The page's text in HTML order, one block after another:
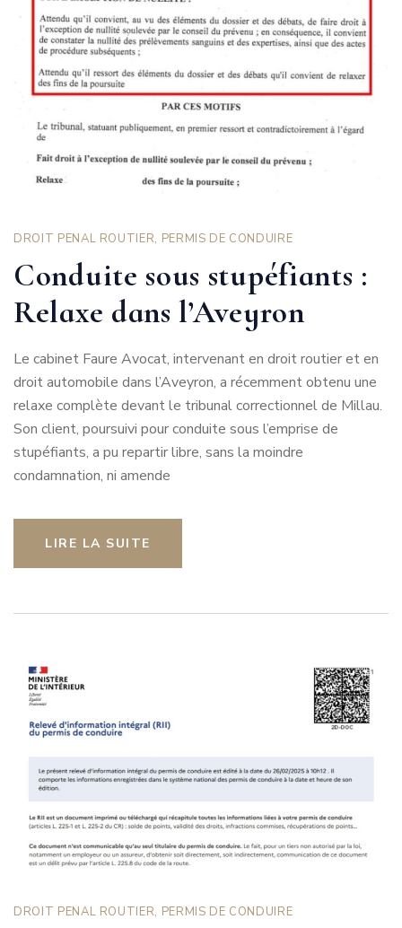
DROIT PENAL ROUTIER, PERMIS DE CONDUIRE
Conduite sous stupéfiants :
Relaxe dans l’Aveyron
Le cabinet Faure Avocat, intervenant en droit routier et en
droit automobile dans l’Aveyron, a récemment obtenu une
relaxe complète devant le tribunal correctionnel de Millau.
Son client, poursuivi pour conduite sous l’emprise de
stupéfiants, a pu repartir libre, sans la moindre
condamnation, ni amende
LIRE LA SUITE
DROIT PENAL ROUTIER, PERMIS DE CONDUIRE